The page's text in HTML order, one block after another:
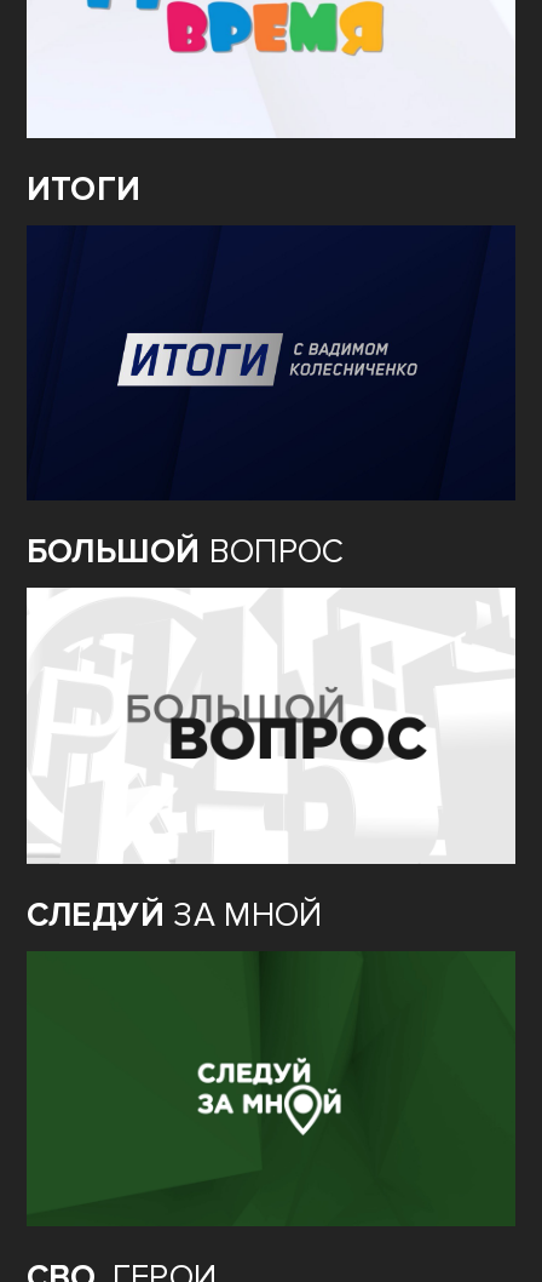
ИТОГИ
БОЛЬШОЙ ВОПРОС
СЛЕДУЙ ЗА МНОЙ